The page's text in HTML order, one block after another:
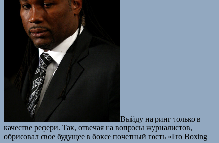
Выйду на ринг только в
качестве рефери. Так, отвечая на вопросы журналистов,
обрисовал свое будущее в боксе почетный гость «Pro Boxing